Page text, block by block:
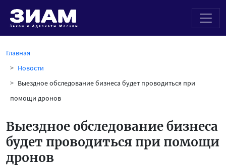
Главная
Новости
Выездное обследование бизнеса будет проводиться при
помощи дронов
Выездное обследование бизнеса
будет проводиться при помощи
дронов